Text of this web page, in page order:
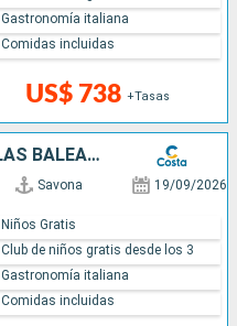
US$ 738 +Tasas
Gastronomía italiana
Comidas incluidas
ITALIA, FRANCIA, ESPAÑA, ISLAS BALEARES
Savona 19/09/2026
Niños Gratis
Club de niños gratis desde los 3
Gastronomía italiana
Comidas incluidas